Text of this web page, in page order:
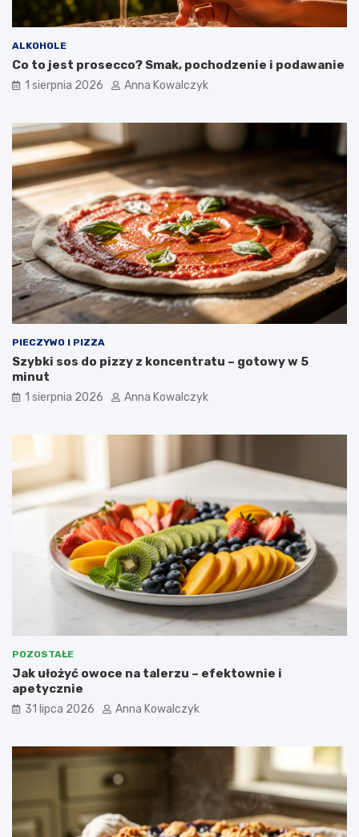
ALKOHOLE
Co to jest prosecco? Smak, pochodzenie i podawanie
1 sierpnia 2026 Anna Kowalczyk
PIECZYWO I PIZZA
Szybki sos do pizzy z koncentratu – gotowy w 5
minut
1 sierpnia 2026 Anna Kowalczyk
POZOSTAŁE
Jak ułożyć owoce na talerzu – efektownie i
apetycznie
31 lipca 2026 Anna Kowalczyk